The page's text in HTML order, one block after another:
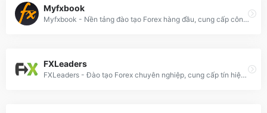
Myfxbook
Myfxbook - Nền tảng đào tạo Forex hàng đầu, cung cấp công cụ phân tích, theo dõi hiệu suất và chia sẻ chiến lược giao dịch cho trader toàn cầu.
FXLeaders
FXLeaders - Đào tạo Forex chuyên nghiệp, cung cấp tín hiệu giao dịch, phân tích thị trường và khóa học đầu tư ngoại hối chất lượng cao.